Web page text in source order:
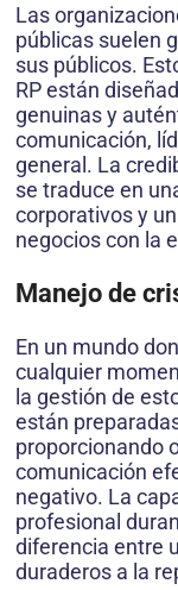
Las
públicas suelen
sus públicos.
RP están
genuinas y
comunicación,
general. La
se traduce en
corporativos y
negocios con la
Manejo de
En un mundo
cualquier
la gestión de
están
proporcionando
comunicación
negativo. La
profesional
diferencia entre
duraderos a la